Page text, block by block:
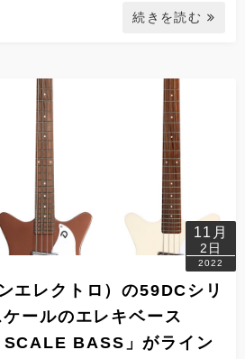
続きを読む
11月
2日
2022
レクトロ）の59DCシリ
ールのエレキベース
SCALE BASS」がライン